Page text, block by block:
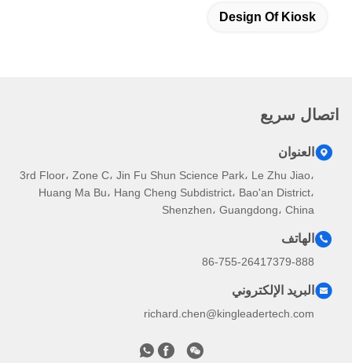
Design Of Kiosk
اتصال سريع
العنوان
3rd Floor، Zone C، Jin Fu Shun Science Park، Le Zhu Jiao،
Huang Ma Bu، Hang Cheng Subdistrict، Bao'an District،
Shenzhen، Guangdong، China
الهاتف
86-755-26417379-888
البريد الإلكتروني
richard.chen@kingleadertech.com